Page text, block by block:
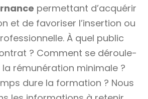
permettant d’acquérir
et de favoriser l’insertion ou
À quel public
? Comment se déroule-
rémunération minimale ?
dure la formation ? Nous